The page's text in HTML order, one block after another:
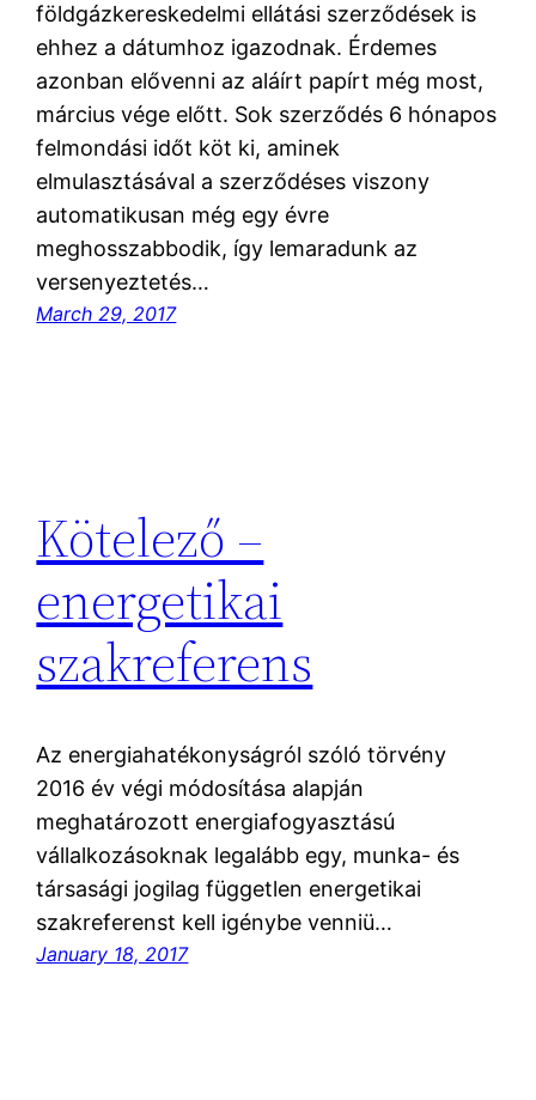
földgázkereskedelmi ellátási szerződések is
ehhez a dátumhoz igazodnak. Érdemes
azonban elővenni az aláírt papírt még most,
március vége előtt. Sok szerződés 6 hónapos
felmondási időt köt ki, aminek
elmulasztásával a szerződéses viszony
automatikusan még egy évre
meghosszabbodik, így lemaradunk az
versenyeztetés…
March 29, 2017
Kötelező –
energetikai
szakreferens
Az energiahatékonyságról szóló törvény
2016 év végi módosítása alapján
meghatározott energiafogyasztású
vállalkozásoknak legalább egy, munka- és
társasági jogilag független energetikai
szakreferenst kell igénybe venniü…
January 18, 2017